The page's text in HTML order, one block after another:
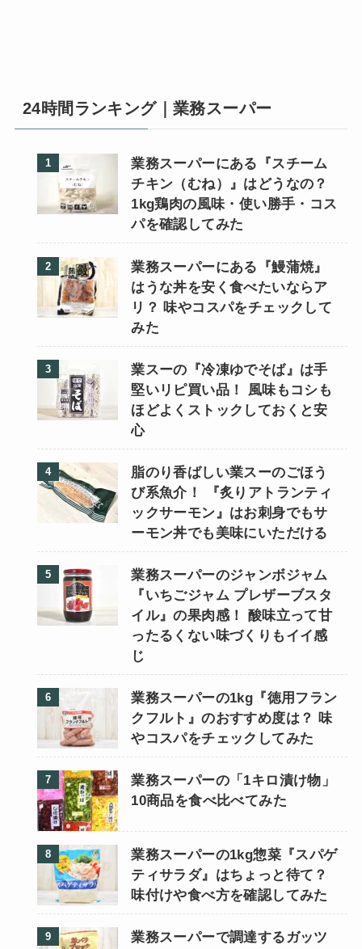
24時間ランキング｜業務スーパー
業務スーパーにある『スチーム
チキン（むね）』はどうなの？
1kg鶏肉の風味・使い勝手・コス
パを確認してみた
業務スーパーにある『鰻蒲焼』
はうな丼を安く食べたいならア
リ？ 味やコスパをチェックして
みた
業スーの『冷凍ゆでそば』は手
堅いリピ買い品！ 風味もコシも
ほどよくストックしておくと安
心
脂のり香ばしい業スーのごほう
び系魚介！ 『炙りアトランティ
ックサーモン』はお刺身でもサ
ーモン丼でも美味にいただける
業務スーパーのジャンボジャム
『いちごジャム プレザーブスタ
イル』の果肉感！ 酸味立って甘
ったるくない味づくりもイイ感
じ
業務スーパーの1kg『徳用フラン
クフルト』のおすすめ度は？ 味
やコスパをチェックしてみた
業務スーパーの「1キロ漬け物」
10商品を食べ比べてみた
業務スーパーの1kg惣菜『スパゲ
ティサラダ』はちょっと待て？
味付けや食べ方を確認してみた
業務スーパーで調達するガッツ